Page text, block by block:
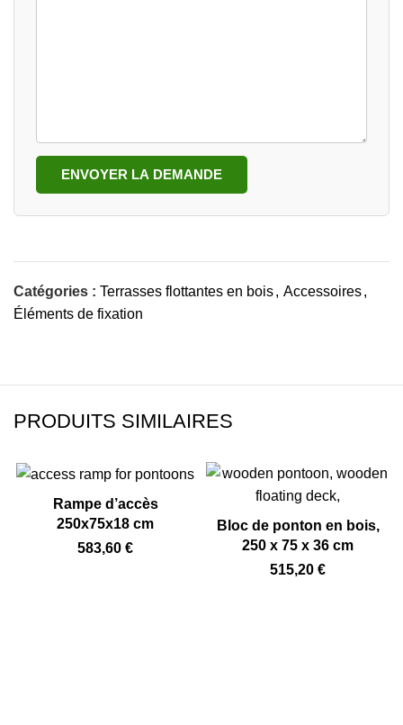
ENVOYER LA DEMANDE
Catégories : Terrasses flottantes en bois, Accessoires,
Éléments de fixation
PRODUITS SIMILAIRES
Rampe d’accès
250x75x18 cm
583,60 €
Bloc de ponton en bois,
250 x 75 x 36 cm
515,20 €